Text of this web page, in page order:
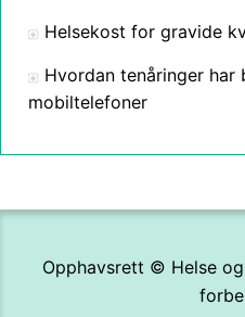
Helsekost for gravide
Hvordan tenåringer
mobiltelefoner
Opphavsrett © Helse